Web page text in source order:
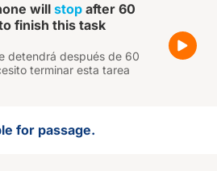
will stop after 60
finish this task
detendrá después de 60
terminar esta tarea
for passage.